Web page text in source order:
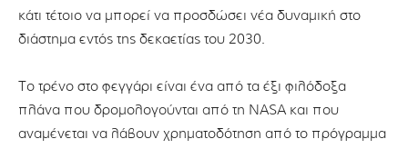
κάτι τέτοιο να μπορεί να προσδώσει νέα δυναμική στο
διάστημα εντός της δεκαετίας του 2030.
Το τρένο στο φεγγάρι είναι ένα από τα έξι φιλόδοξα
πλάνα που δρομολογούνται από τη ΝΑSA και που
αναμένεται να λάβουν χρηματοδότηση από το πρόγραμμα